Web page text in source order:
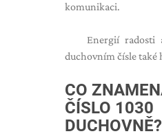
komunikaci.
Energií
duchovním čísle také
CO
ČÍSLO 1030
DUCHOVNĚ?